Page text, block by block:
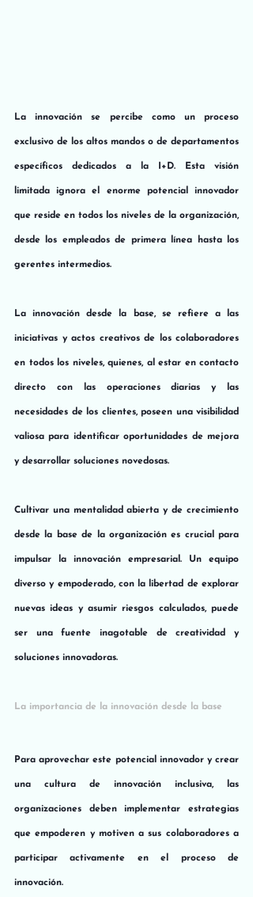
La innovación se percibe como un proceso
exclusivo de los altos mandos o de departamentos
específicos dedicados a la I+D. Esta visión
limitada ignora el enorme potencial innovador
que reside en todos los niveles de la organización,
desde los empleados de primera línea hasta los
gerentes intermedios.
La innovación desde la base, se refiere a las
iniciativas y actos creativos de los colaboradores
en todos los niveles, quienes, al estar en contacto
directo con las operaciones diarias y las
necesidades de los clientes, poseen una visibilidad
valiosa para identificar oportunidades de mejora
y desarrollar soluciones novedosas.
Cultivar una mentalidad abierta y de crecimiento
desde la base de la organización es crucial para
impulsar la innovación empresarial. Un equipo
diverso y empoderado, con la libertad de explorar
nuevas ideas y asumir riesgos calculados, puede
ser una fuente inagotable de creatividad y
soluciones innovadoras.
La importancia de la innovación desde la base
Para aprovechar este potencial innovador y crear
una cultura de innovación inclusiva, las
organizaciones deben implementar estrategias
que empoderen y motiven a sus colaboradores a
participar activamente en el proceso de
innovación.